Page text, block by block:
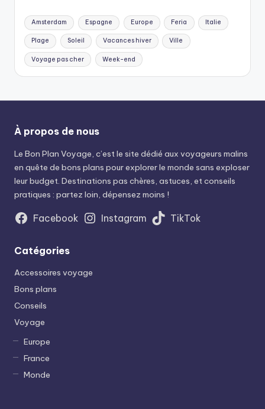
Amsterdam Espagne Europe Feria Italie
Plage Soleil Vacances hiver Ville
Voyage pas cher Week-end
À propos de nous
Le Bon Plan Voyage, c’est le site dédié aux voyageurs malins
en quête de bons plans pour explorer le monde sans exploser
leur budget. Destinations pas chères, astuces, et conseils
pratiques : partez loin, dépensez moins !
Facebook Instagram TikTok
Catégories
Accessoires voyage
Bons plans
Conseils
Voyage
Europe
France
Monde